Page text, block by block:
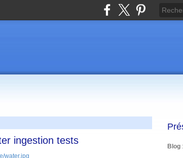
ingestion tests
Blog